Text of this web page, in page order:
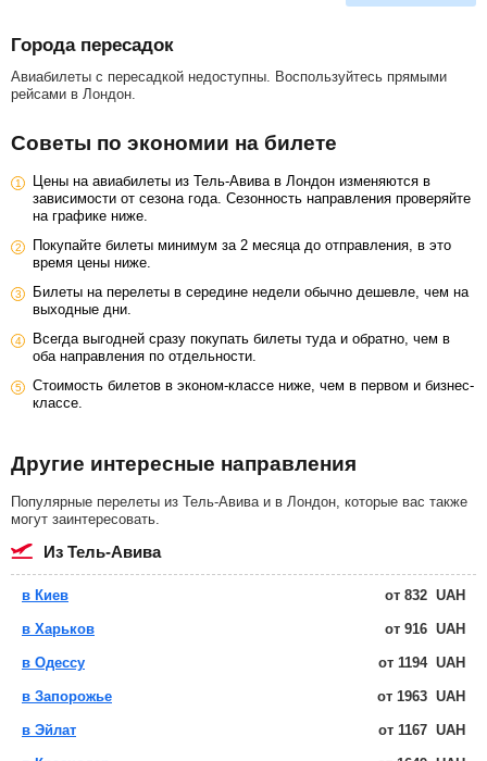
Города пересадок
Авиабилеты с пересадкой недоступны. Воспользуйтесь прямыми
рейсами в Лондон.
Советы по экономии на билете
Цены на авиабилеты из Тель-Авива в Лондон изменяются в
зависимости от сезона года. Сезонность направления проверяйте
на графике ниже.
Покупайте билеты минимум за 2 месяца до отправления, в это
время цены ниже.
Билеты на перелеты в середине недели обычно дешевле, чем на
выходные дни.
Всегда выгодней сразу покупать билеты туда и обратно, чем в
оба направления по отдельности.
Стоимость билетов в эконом-классе ниже, чем в первом и бизнес-
классе.
Другие интересные направления
Популярные перелеты из Тель-Авива и в Лондон, которые вас также
могут заинтересовать.
из Тель-Авива
в Киев от 832 UAH
в Харьков от 916 UAH
в Одессу от 1194 UAH
в Запорожье от 1963 UAH
в Эйлат от 1167 UAH